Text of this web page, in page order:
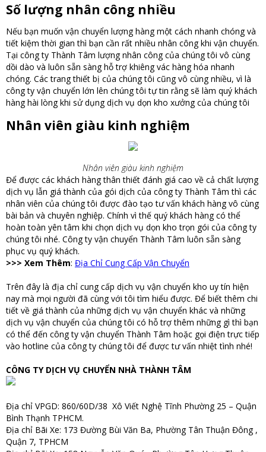
Số lượng nhân công nhiều
Nếu bạn muốn vận chuyển lượng hàng một cách nhanh chóng và
tiết kiệm thời gian thì bạn cần rất nhiều nhân công khi vận chuyển.
Tại công ty Thành Tâm lượng nhân công của chúng tôi vô cùng
dồi dào và luôn sẵn sàng hỗ trợ khiêng vác hàng hóa nhanh
chóng. Các trang thiết bị của chúng tôi cũng vô cùng nhiều, vì là
công ty vận chuyển lớn lên chúng tôi tự tin rằng sẽ làm quý khách
hàng hài lòng khi sử dụng dịch vụ dọn kho xưởng của chúng tôi
Nhân viên giàu kinh nghiệm
Nhân viên giàu kinh nghiệm
Để được các khách hàng thân thiết đánh giá cao về cả chất lượng
dịch vụ lẫn giá thành của gói dịch của công ty Thành Tâm thì các
nhân viên của chúng tôi được đào tạo tư vấn khách hàng vô cùng
bài bản và chuyên nghiệp. Chính vì thế quý khách hàng có thể
hoàn toàn yên tâm khi chọn dịch vụ dọn kho trọn gói của công ty
chúng tôi nhé. Công ty vận chuyển Thành Tâm luôn sẵn sàng
phục vụ quý khách.
>>> Xem Thêm: Địa Chỉ Cung Cấp Vận Chuyển
Trên đây là địa chỉ cung cấp dịch vụ vận chuyển kho uy tín hiện
nay mà mọi người đã cùng với tôi tìm hiểu được. Để biết thêm chi
tiết về giá thành của những dịch vụ vận chuyển khác và những
dịch vụ vận chuyển của chúng tôi có hỗ trợ thêm những gì thì bạn
có thể đến công ty vận chuyển Thành Tâm hoặc gọi điện trực tiếp
vào hotline của công ty chúng tôi để được tư vấn nhiệt tình nhé!
CÔNG TY DỊCH VỤ CHUYỂN NHÀ THÀNH TÂM
Địa chỉ VPGD: 860/60D/38 Xô Viết Nghệ Tĩnh Phường 25 – Quận
Bình Thạnh TPHCM.
Địa chỉ Bãi Xe: 173 Đường Bùi Văn Ba, Phường Tân Thuận Đông ,
Quận 7, TPHCM